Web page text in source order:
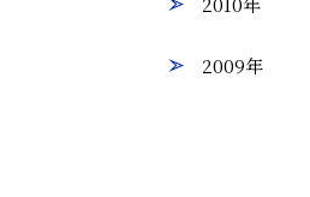
2009年